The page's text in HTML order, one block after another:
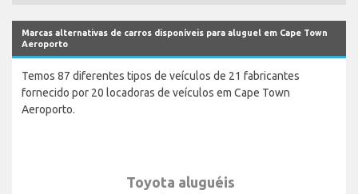
Marcas alternativas de carros disponíveis para aluguel em Cape Town
Aeroporto
Temos 87 diferentes tipos de veículos de 21 fabricantes
fornecido por 20 locadoras de veículos em Cape Town
Aeroporto.
Toyota aluguéis